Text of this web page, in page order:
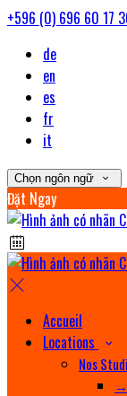
+596 (0) 696 60 17
de
en
es
fr
it
Chọn ngôn ngữ
Đặt Ngay
Accueil
Locations
Nos
→